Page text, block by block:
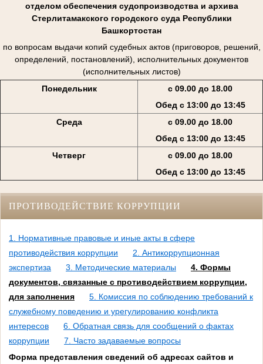
отделом обеспечения судопроизводства и архива
Стерлитамакского городского суда Республики
Башкортостан
по вопросам выдачи копий судебных актов (приговоров, решений,
определений, постановлений), исполнительных документов
(исполнительных листов)
Понедельник
с 09.00 до 18.00
Обед с 13:00 до 13:45
Среда
с 09.00 до 18.00
Обед с 13:00 до 13:45
Четверг
с 09.00 до 18.00
Обед с 13:00 до 13:45
ПРОТИВОДЕЙСТВИЕ КОРРУПЦИИ
1. Нормативные правовые и иные акты в сфере
противодействия коррупции
2. Антикоррупционная
экспертиза
3. Методические материалы
4. Формы
документов, связанные с противодействием коррупции,
для заполнения
5. Комиссия по соблюдению требований к
служебному поведению и урегулированию конфликта
интересов
6. Обратная связь для сообщений о фактах
коррупции
7. Часто задаваемые вопросы
Форма представления сведений об адресах сайтов и